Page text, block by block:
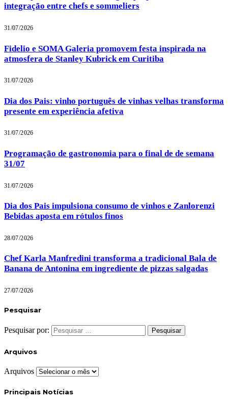
integração entre chefs e sommeliers
31/07/2026
Fidelio e SOMA Galeria promovem festa inspirada na
atmosfera de Stanley Kubrick em Curitiba
31/07/2026
Dia dos Pais: vinho português de vinhas velhas transforma
presente em experiência afetiva
31/07/2026
Programação de gastronomia para o final de de semana
31/07
31/07/2026
Dia dos Pais impulsiona consumo de vinhos e Zanlorenzi
Bebidas aposta em rótulos finos
28/07/2026
Chef Karla Manfredini transforma a tradicional Bala de
Banana de Antonina em ingrediente de pizzas salgadas
27/07/2026
Pesquisar
Pesquisar por:
Arquivos
Arquivos
Principais Notícias